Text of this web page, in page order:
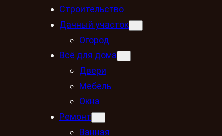
Строительство
Дачный участок
Огород
Всё для дома
Двери
Мебель
Окна
Ремонт
Ванная